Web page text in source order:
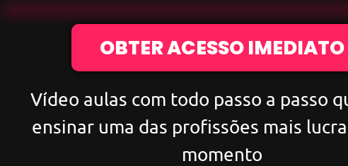
OBTER ACESSO IMEDIATO
Vídeo aulas com todo passo a passo
ensinar uma das profissões mais
momento